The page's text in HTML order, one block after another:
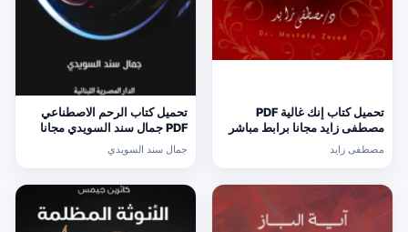
تحميل كتاب إنك غالية PDF
مصطفى زايد مجانا برابط مباشر
مصطفى زايد
تحميل كتاب الرحم الاصطناعي
PDF جمال سند السويدي مجانا
جمال سند السويدي